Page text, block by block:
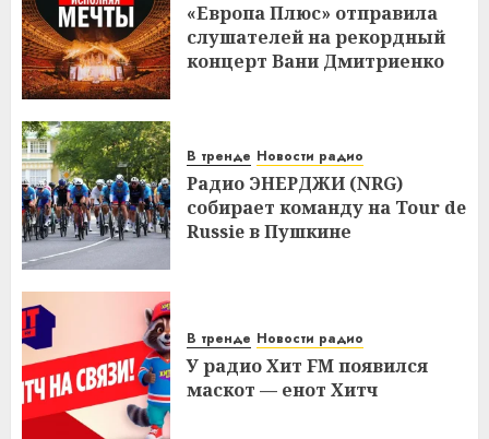
«Европа Плюс» отправила
слушателей на рекордный
концерт Вани Дмитриенко
В тренде Новости радио
Радио ЭНЕРДЖИ (NRG)
собирает команду на Tour de
Russie в Пушкине
В тренде Новости радио
У радио Хит FM появился
маскот — енот Хитч